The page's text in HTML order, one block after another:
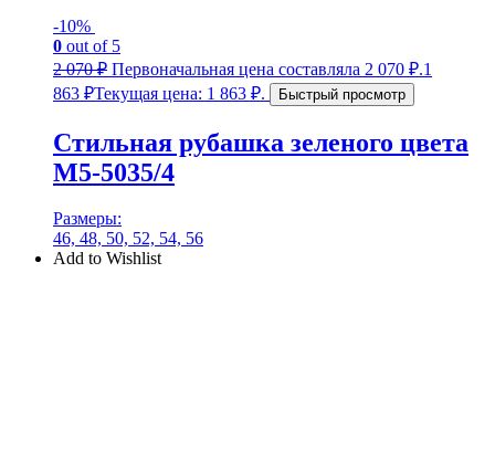
-10%
0 out of 5
2 070₽ Первоначальная цена составляла 2 070 ₽.1
863 ₽Текущая цена: 1 863 ₽. Быстрый просмотр
Стильная рубашка зеленого цвета
М5-5035/4
Размеры:
46, 48, 50, 52, 54, 56
Add to Wishlist